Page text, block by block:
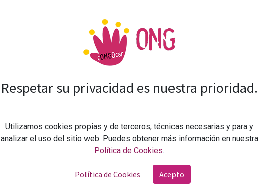
Respetar su privacidad es nuestra prioridad.
Utilizamos cookies propias y de terceros, técnicas necesarias y para y
analizar el uso del sitio web. Puedes obtener más información en nuestra
Política de Cookies.
Política de Cookies Acepto